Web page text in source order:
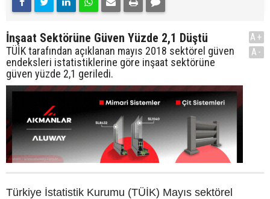
İnşaat Sektörüne Güven Yüzde 2,1 Düştü
TÜİK tarafından açıklanan mayıs 2018 sektörel güven
endeksleri istatistiklerine göre inşaat sektörüne
güven yüzde 2,1 geriledi.
A+
A-
Türkiye İstatistik Kurumu (TÜİK) Mayıs sektörel